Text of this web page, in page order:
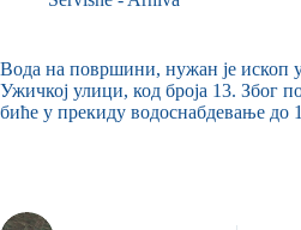
Вода на површини, нужан је ископ
Ужичкој улици, код броја 13. Због
биће у прекиду водоснабдевање до